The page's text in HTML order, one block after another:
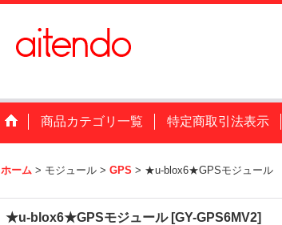
商品カテゴリ一覧 特定商取引法表示
ホーム > モジュール > GPS > ★u-blox6★GPSモジュール
★u-blox6★GPSモジュール [GY-GPS6MV2]